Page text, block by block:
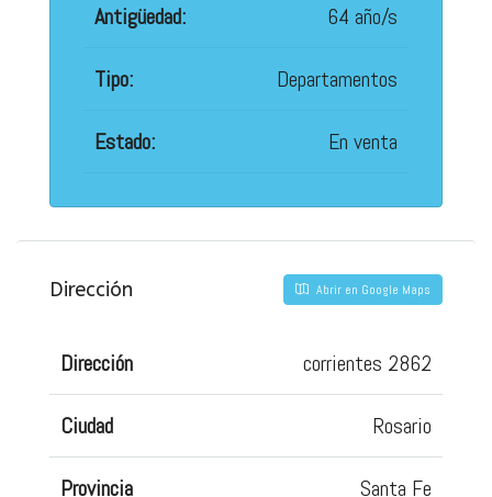
Antigüedad: 64 año/s
Tipo: Departamentos
Estado: En venta
Dirección Abrir en Google Maps
Dirección corrientes 2862
Ciudad Rosario
Provincia Santa Fe